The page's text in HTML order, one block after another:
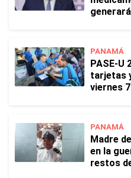
PANAMÁ
PASE-U
tarjetas
viernes
PANAMÁ
Madre
en la
restos